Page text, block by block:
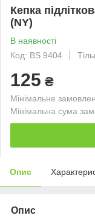
Кепка
(NY)
В наявності
Код: BS 9404
125 ₴
Мінімальне
Мінімальна сума
Опис
Опис